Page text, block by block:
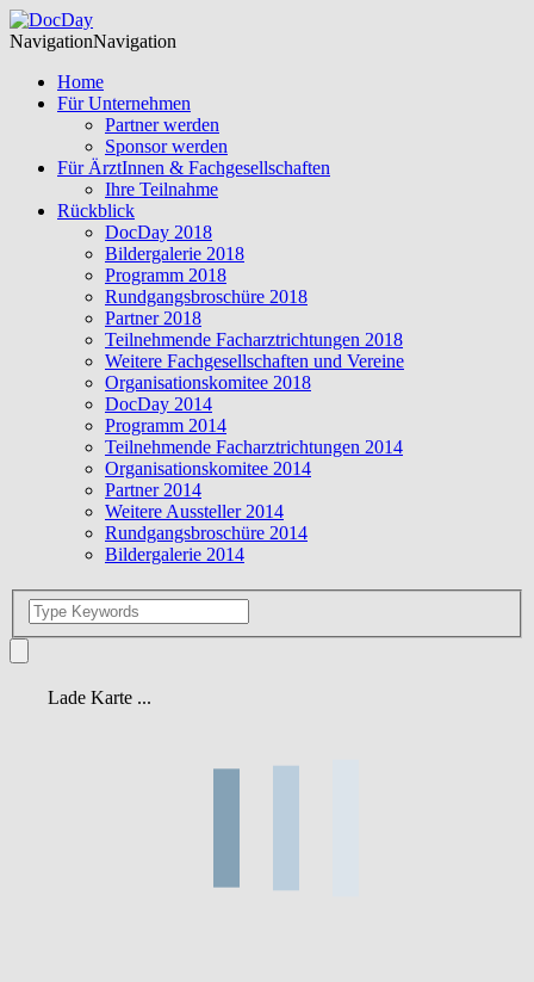
NavigationNavigation
Home
Für Unternehmen
Partner werden
Sponsor werden
Für ÄrztInnen & Fachgesellschaften
Ihre Teilnahme
Rückblick
DocDay 2018
Bildergalerie 2018
Programm 2018
Rundgangsbroschüre 2018
Partner 2018
Teilnehmende Facharztrichtungen 2018
Weitere Fachgesellschaften und Vereine
Organisationskomitee 2018
DocDay 2014
Programm 2014
Teilnehmende Facharztrichtungen 2014
Organisationskomitee 2014
Partner 2014
Weitere Aussteller 2014
Rundgangsbroschüre 2014
Bildergalerie 2014
Lade Karte ...